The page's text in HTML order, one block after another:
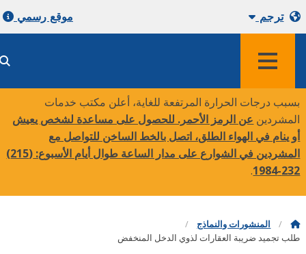
موقع رسمي ترجم
قائمة طعام
درجات الحرارة المرتفعة للغاية، أعلن مكتب خدمات
عن الرمز الأحمر. للحصول على مساعدة لشخص يعيش
ينام في الهواء الطلق، اتصل بالخط الساخن للتواصل مع
في الشوارع على مدار الساعة طوال أيام الأسبوع:
(215)
.
المنشورات والنماذج
تجميد ضريبة العقارات لذوي الدخل المنخفض